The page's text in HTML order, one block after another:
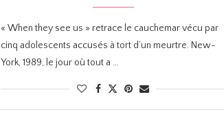
« When they see us » retrace le cauchemar vécu par
cinq adolescents accusés à tort d’un meurtre. New-
York, 1989, le jour où tout a …